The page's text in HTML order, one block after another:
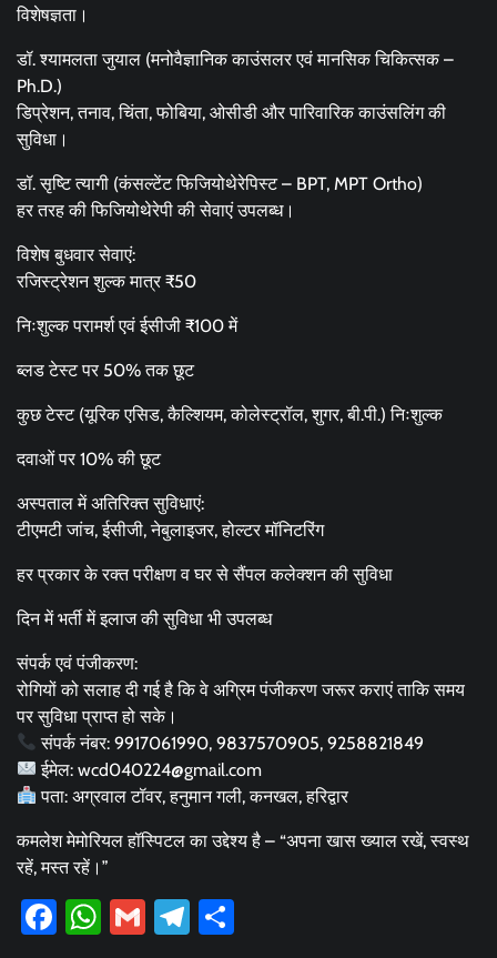
विशेषज्ञता।
डॉ. श्यामलता जुयाल (मनोवैज्ञानिक काउंसलर एवं मानसिक चिकित्सक –
Ph.D.)
डिप्रेशन, तनाव, चिंता, फोबिया, ओसीडी और पारिवारिक काउंसलिंग की
सुविधा।
डॉ. सृष्टि त्यागी (कंसल्टेंट फिजियोथेरेपिस्ट – BPT, MPT Ortho)
हर तरह की फिजियोथेरेपी की सेवाएं उपलब्ध।
विशेष बुधवार सेवाएं:
रजिस्ट्रेशन शुल्क मात्र ₹50
निःशुल्क परामर्श एवं ईसीजी ₹100 में
ब्लड टेस्ट पर 50% तक छूट
कुछ टेस्ट (यूरिक एसिड, कैल्शियम, कोलेस्ट्रॉल, शुगर, बी.पी.) निःशुल्क
दवाओं पर 10% की छूट
अस्पताल में अतिरिक्त सुविधाएं:
टीएमटी जांच, ईसीजी, नेबुलाइजर, होल्टर मॉनिटरिंग
हर प्रकार के रक्त परीक्षण व घर से सैंपल कलेक्शन की सुविधा
दिन में भर्ती में इलाज की सुविधा भी उपलब्ध
संपर्क एवं पंजीकरण:
रोगियों को सलाह दी गई है कि वे अग्रिम पंजीकरण जरूर कराएं ताकि समय
पर सुविधा प्राप्त हो सके।
संपर्क नंबर: 9917061990, 9837570905, 9258821849
ईमेल: wcd040224@gmail.com
पता: अग्रवाल टॉवर, हनुमान गली, कनखल, हरिद्वार
कमलेश मेमोरियल हॉस्पिटल का उद्देश्य है – “अपना खास ख्याल रखें, स्वस्थ
रहें, मस्त रहें।”
Facebook
WhatsApp
GmailTelegram